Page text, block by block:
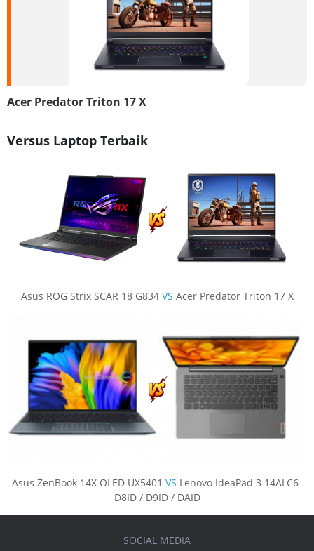
Acer Predator Triton 17 X
Versus Laptop Terbaik
Asus ROG Strix SCAR 18 G834 VS Acer Predator Triton 17 X
Asus ZenBook 14X OLED UX5401 VS Lenovo IdeaPad 3 14ALC6-
D8ID / D9ID / DAID
SOCIAL MEDIA